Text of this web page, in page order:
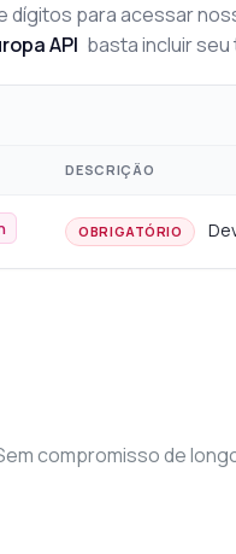
dígitos para acessar
API basta incluir
DESCRIÇÃO
OBRIGATÓRIO
compromisso de